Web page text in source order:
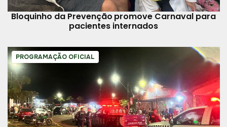
Bloquinho da Prevenção promove Carnaval para
pacientes internados
PROGRAMAÇÃO OFICIAL